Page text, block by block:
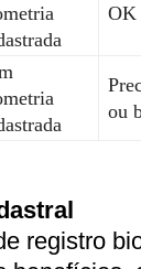
OK
ou
registro